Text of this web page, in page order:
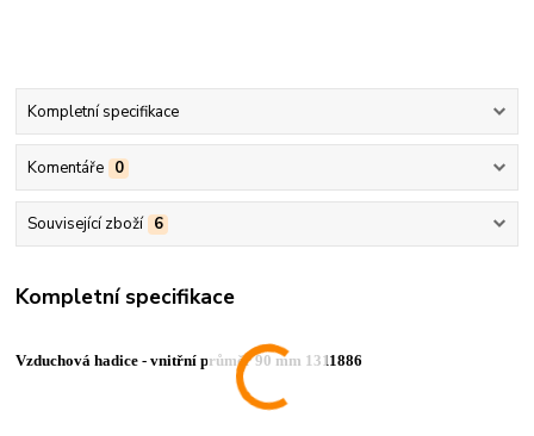
Kompletní specifikace
Komentáře 0
Související zboží 6
Kompletní specifikace
Vzduchová hadice - vnitřní průměr 90 mm 1311886